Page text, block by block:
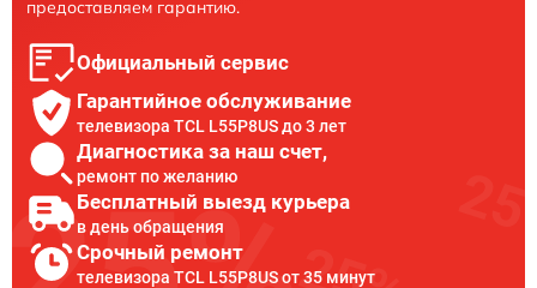
предоставляем гарантию.
Официальный сервис
Гарантийное обслуживание
телевизора TCL L55P8US до 3 лет
Диагностика за наш счет,
ремонт по желанию
Бесплатный выезд курьера
в день обращения
Срочный ремонт
телевизора TCL L55P8US от 35 минут